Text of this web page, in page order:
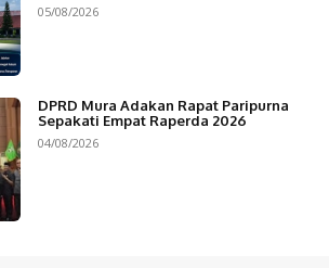
05/08/2026
DPRD Mura Adakan Rapat Paripurna
Sepakati Empat Raperda 2026
04/08/2026